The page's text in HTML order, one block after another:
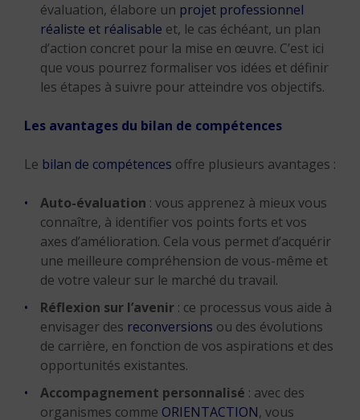
évaluation, élabore un projet professionnel
réaliste et réalisable et, le cas échéant, un plan
d’action concret pour la mise en œuvre. C’est ici
que vous pourrez formaliser vos idées et définir
les étapes à suivre pour atteindre vos objectifs.
Les avantages du bilan de compétences
Le bilan de compétences offre plusieurs avantages :
Auto-évaluation : vous apprenez à mieux vous
connaître, à identifier vos points forts et vos
axes d’amélioration. Cela vous permet d’acquérir
une meilleure compréhension de vous-même et
de votre valeur sur le marché du travail.
Réflexion sur l’avenir : ce processus vous aide à
envisager des reconversions ou des évolutions
de carrière, en fonction de vos aspirations et des
opportunités existantes.
Accompagnement personnalisé : avec des
organismes comme ORIENTACTION, vous